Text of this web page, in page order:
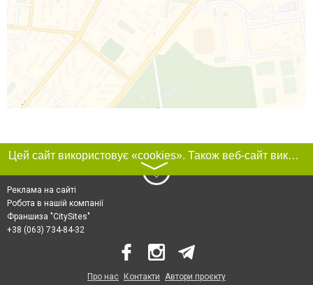
Цей сайт використовує «cookies». Також веб-сайт використовує інтернет-сервіс для збору технічних даних стосовно відвідувачів з метою отримання маркетингової та статистичної інформації. Умови обробки даних відвідувачів сайту див.
〉
Реклама на сайті
Робота в нашій компанії
Франшиза "CitySites"
+38 (063) 734-84-32
Про нас Контакти Автори проєкту